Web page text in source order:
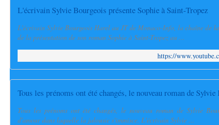
L'écrivain Sylvie Bourgeois présente Sophie à Saint-Tropez
L'écrivain Sylvie Bourgeois Harel au JT de Monaco-Info, la chaîne de
de la présentation de son roman Sophie à Saint-Tropez au ...
https://
Tous les prénoms ont été changés, le nouveau roman de
Tous les prénoms ont été changés, le nouveau roman de Sylvie
d'amour dans laquelle la jalousie s'immisce. L'écrivain Sylvie ...